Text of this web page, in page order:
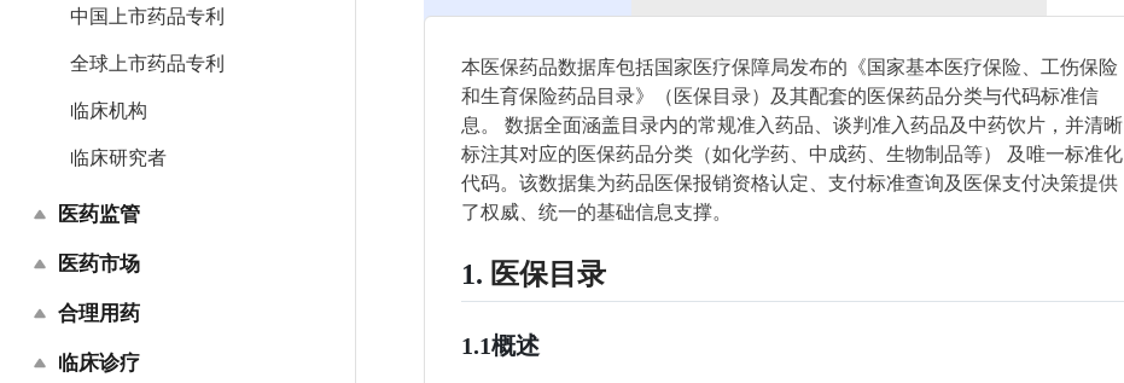
中国上市药品专利
全球上市药品专利
临床机构
临床研究者
医药监管
中国药品批文
中国上市药品编码
全球批准上市
医药市场
药品招投标
药品集中采购
合理用药
药品说明书
临床诊疗
本医保药品数据库包括国家医疗保障局发布的《国家基本医疗保险、工伤保险
和生育保险药品目录》（医保目录）及其配套的医保药品分类与代码标准信
息。 数据全面涵盖目录内的常规准入药品、谈判准入药品及中药饮片，并清晰
标注其对应的医保药品分类（如化学药、中成药、生物制品等） 及唯一标准化
代码。该数据集为药品医保报销资格认定、支付标准查询及医保支付决策提供
了权威、统一的基础信息支撑。
1. 医保目录
1.1概述